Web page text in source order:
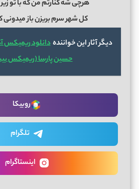
هرچی شه کنارتم من که با تو زیر
کل شهر سرم بریزن باز میدونی
دیگر آثار این خوانندهدانلود ریمیکس
حسین پارسا (ریمیکس
روبیکا
تلگرام
اینستاگرام